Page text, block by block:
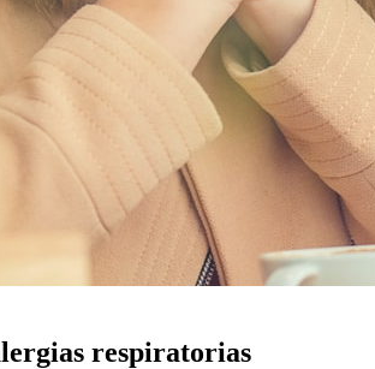
respiratorias